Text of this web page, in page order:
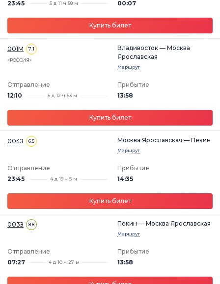
23:45
5 д 11 ч 58 м
00:07
Купить билет
001М 7.1
«РОССИЯ»
Владивосток — Москва
Ярославская
Маршрут
Отправление
12:10
5 д 12 ч 53 м
Прибытие
13:58
Купить билет
004З 6.5 Москва Ярославская — Пекин
Маршрут
Отправление
23:45
4 д 19 ч 5 м
Прибытие
14:35
Купить билет
003З 8.8 Пекин — Москва Ярославская
Маршрут
Отправление
07:27
4 д 10 ч 27 м
Прибытие
13:58